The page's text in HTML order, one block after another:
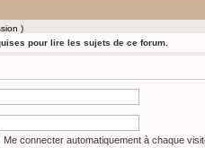
)
pour lire les sujets de ce forum.
Me connecter automatiquement à chaque